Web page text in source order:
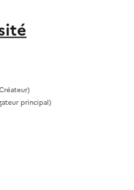
principal)